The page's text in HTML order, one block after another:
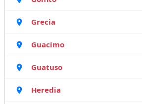
Grecia
Guacimo
Guatuso
Heredia